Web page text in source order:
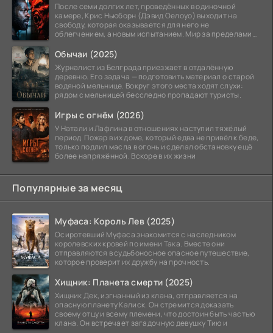
После семи долгих лет, проведённых в одиночной
камере, Крис Ньюборн (Дэвид Оелоуо) выходит на
свободу, которая оказывается для него не
облегчением, а новым испытанием. Мир за пределами
Обычаи (2025)
Журналист из Белграда приезжает в отдалённую
деревню. Его задача — подготовить материал о старой
водяной мельнице. Вокруг этого места ходят слухи:
рядом с мельницей бесследно пропадают туристы.
Игры с огнём (2026)
У Натали и Лафлина в отношениях наступил тяжёлый
период. Пожар в их доме, который едва не привёл к беде,
только подлил масла в огонь и сделал обстановку ещё
более напряжённой. Вскоре в их жизни
Популярные за месяц
Муфаса: Король Лев (2025)
Осиротевший Муфаса знакомится с наследником
королевских кровей по имени Така. Вместе они
отправляются в судьбоносное опасное путешествие,
которое проверит их дружбу на прочность.
Хищник: Планета смерти (2025)
Хищник Дек, изгнанный из клана, отправляется на
опасную планету Калиск. Он стремится доказать
своему отцу и всему племени, что достоин быть частью
клана. Он встречает загадочную девушку Тию и